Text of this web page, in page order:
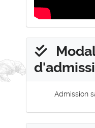
Admission